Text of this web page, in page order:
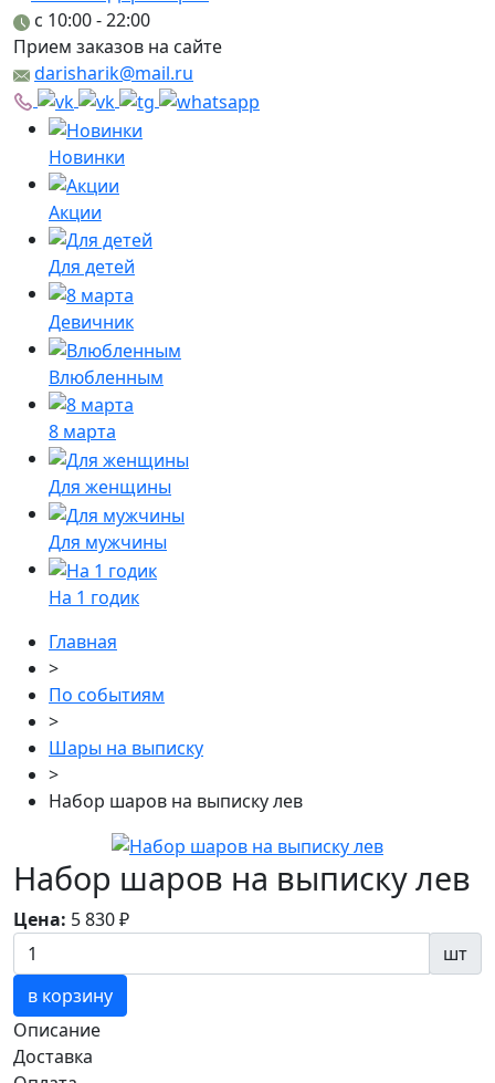
c 10:00 - 22:00
Прием заказов на сайте
darisharik@mail.ru
Новинки
Акции
Для детей
Девичник
Влюбленным
8 марта
Для женщины
Для мужчины
На 1 годик
Главная
>
По событиям
>
Шары на выписку
>
Набор шаров на выписку лев
Набор шаров на выписку лев
Цена: 5 830₽
шт
в корзину
Описание
Доставка